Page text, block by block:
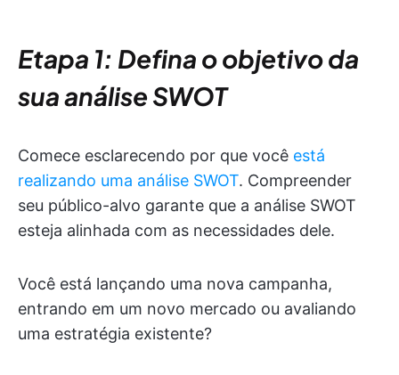
Etapa 1: Defina o objetivo da
sua análise SWOT
Comece esclarecendo por que você está
realizando uma análise SWOT. Compreender
seu público-alvo garante que a análise SWOT
esteja alinhada com as necessidades dele.
Você está lançando uma nova campanha,
entrando em um novo mercado ou avaliando
uma estratégia existente?